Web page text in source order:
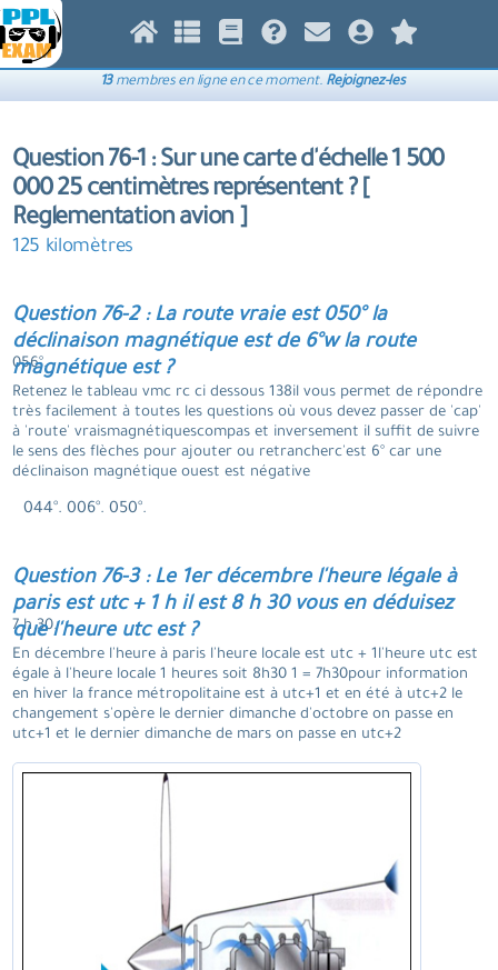
13membres en ligne en ce moment. Rejoignez-les
Question 76-1 : Sur une carte d'échelle 1 500
000 25 centimètres représentent ? [
Reglementation avion ]
125 kilomètres
Question 76-2 : La route vraie est 050° la
déclinaison magnétique est de 6°w la route
magnétique est ?
056°.
Retenez le tableau vmc rc ci dessous 138il vous permet de répondre
très facilement à toutes les questions où vous devez passer de 'cap'
à 'route' vraismagnétiquescompas et inversement il suffit de suivre
le sens des flèches pour ajouter ou retrancherc'est 6° car une
déclinaison magnétique ouest est négative
044°. 006°. 050°.
Question 76-3 : Le 1er décembre l'heure légale à
paris est utc + 1 h il est 8 h 30 vous en déduisez
que l'heure utc est ?
7 h 30.
En décembre l'heure à paris l'heure locale est utc + 1l'heure utc est
égale à l'heure locale 1 heures soit 8h30 1 = 7h30pour information
en hiver la france métropolitaine est à utc+1 et en été à utc+2 le
changement s'opère le dernier dimanche d'octobre on passe en
utc+1 et le dernier dimanche de mars on passe en utc+2